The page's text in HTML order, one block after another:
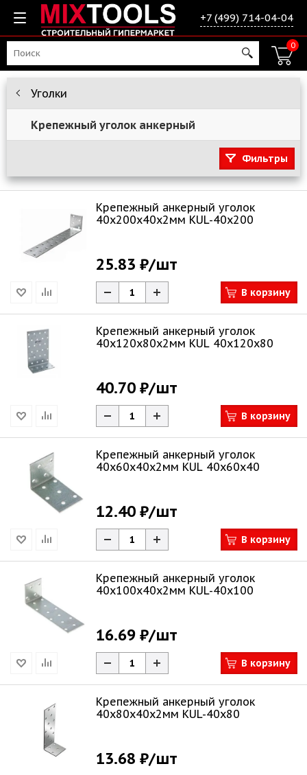
+7 (499) 714-04-04
0
Уголки
Крепежный уголок анкерный
Фильтры
Крепежный анкерный уголок
40х200х40х2мм KUL-40x200
25.83 ₽/шт
В корзину
Крепежный анкерный уголок
40х120х80х2мм KUL 40x120x80
40.70 ₽/шт
В корзину
Крепежный анкерный уголок
40х60х40х2мм KUL 40x60x40
12.40 ₽/шт
В корзину
Крепежный анкерный уголок
40х100х40х2мм KUL-40x100
16.69 ₽/шт
В корзину
Крепежный анкерный уголок
40х80х40х2мм KUL-40x80
13.68 ₽/шт